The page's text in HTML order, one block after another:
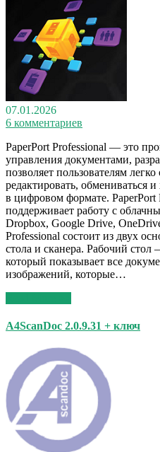
07.01.2026
6 комментариев
PaperPort Professional — это
управления документами,
позволяет пользователям
редактировать, обмениваться
в цифровом формате. PaperPort
поддерживает работу с
Dropbox, Google Drive,
Professional состоит из двух
стола и сканера. Рабочий
который показывает все
изображений, которые…
A4ScanDoc 2.0.9.31 + ключ